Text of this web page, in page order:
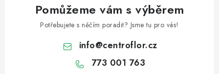
Pomůžeme vám s výběrem
Potřebujete s něčím poradit? Jsme tu pro vás!
info@centroflor.cz
773 001 763